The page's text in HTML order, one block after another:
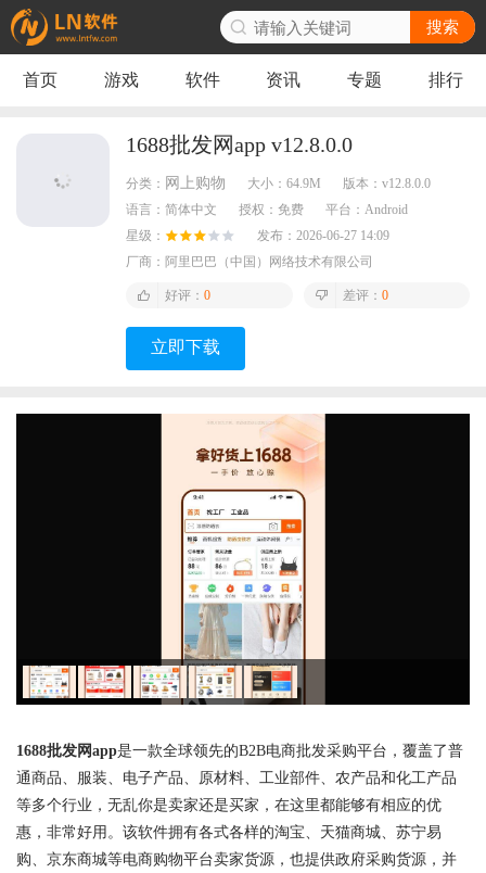
搜索
首页 游戏 软件 资讯 专题 排行
1688批发网app v12.8.0.0
分类： 网上购物 大小： 64.9M 版本： v12.8.0.0
语言： 简体中文 授权： 免费 平台： Android
星级：
发布： 2026-06-27 14:09
厂商： 阿里巴巴（中国）网络技术有限公司
好评： 0 差评： 0
立即下载
1688批发网app是一款全球领先的B2B电商批发采购平台，覆盖了普
通商品、服装、电子产品、原材料、工业部件、农产品和化工产品
等多个行业，无乱你是卖家还是买家，在这里都能够有相应的优
惠，非常好用。该软件拥有各式各样的淘宝、天猫商城、苏宁易
购、京东商城等电商购物平台卖家货源，也提供政府采购货源，并